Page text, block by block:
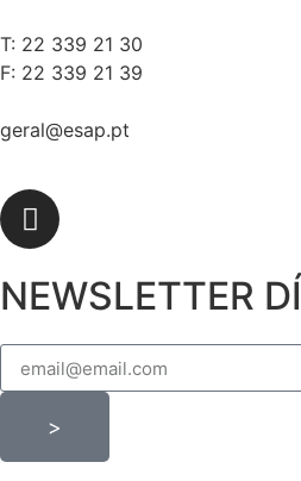
T: 22 339 21 30
F: 22 339 21 39
geral@esap.pt
NEWSLETTER
>